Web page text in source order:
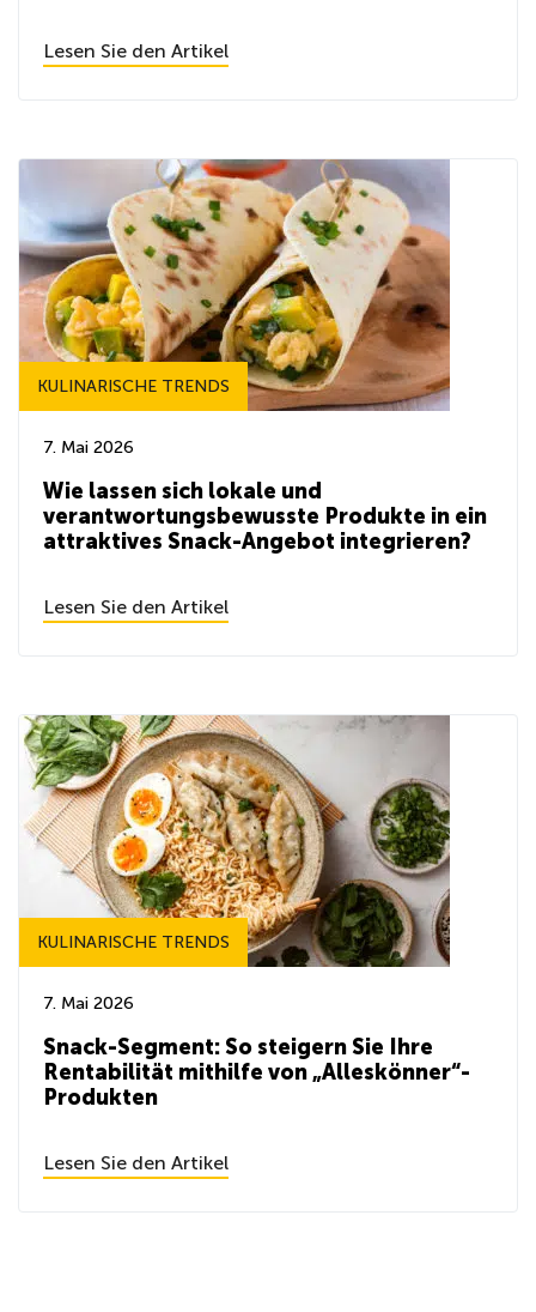
Lesen Sie den Artikel
KULINARISCHE TRENDS
7. Mai 2026
Wie lassen sich lokale und
verantwortungsbewusste Produkte in ein
attraktives Snack-Angebot integrieren?
Lesen Sie den Artikel
KULINARISCHE TRENDS
7. Mai 2026
Snack-Segment: So steigern Sie Ihre
Rentabilität mithilfe von „Alleskönner“-
Produkten
Lesen Sie den Artikel